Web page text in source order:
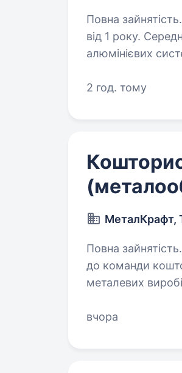
Повна
від 1 року. Середня спеціальна
алюмінієвих
власні
2 год. тому
МеталКрафт,
Повна зайнятість. У зв’язку з розширенням виробництва запрошуємо
до команди
металевих виробів. Основні
вчора